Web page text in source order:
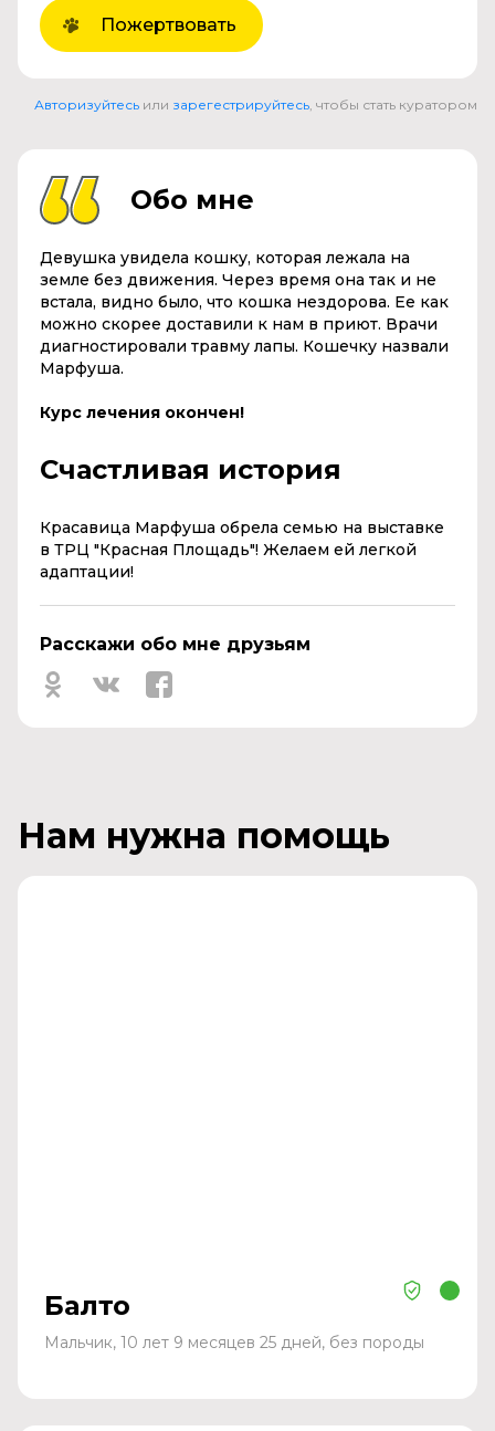
Пожертвовать
Авторизуйтесь или зарегестрируйтесь , чтобы стать куратором
Обо мне
Девушка увидела кошку, которая лежала на
земле без движения. Через время она так и не
встала, видно было, что кошка нездорова. Ее как
можно скорее доставили к нам в приют. Врачи
диагностировали травму лапы. Кошечку назвали
Марфуша.
Курс лечения окончен!
Счастливая история
Красавица Марфуша обрела семью на выставке
в ТРЦ "Красная Площадь"! Желаем ей легкой
адаптации!
Расскажи обо мне друзьям
Нам нужна помощь
Балто
Мальчик, 10 лет 9 месяцев 25 дней, без породы